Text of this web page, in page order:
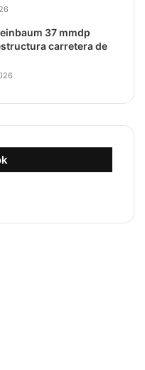
37 mmdp
carretera de